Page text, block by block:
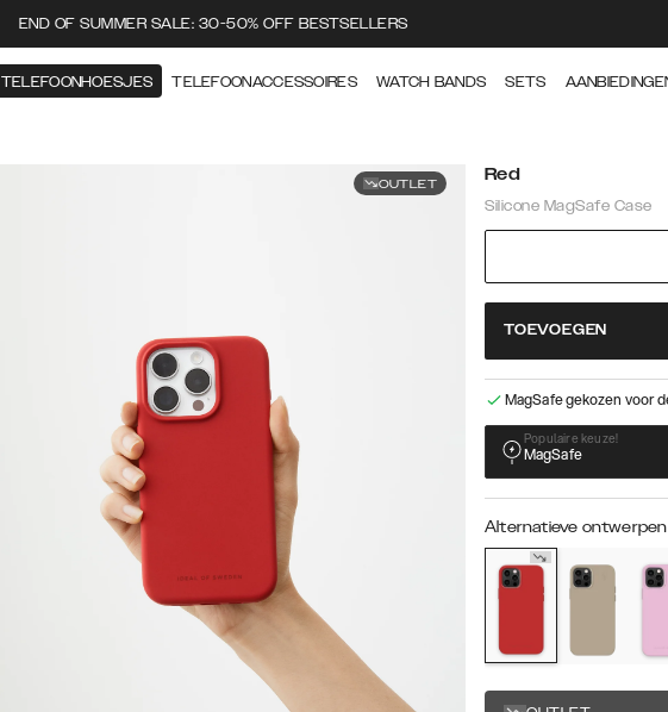
END OF SUMMER SALE: 30-50% OFF BESTSELLERS
TELEFOONHOESJES TELEFOONACCESSOIRES WATCH BANDS SETS
OUTLET Red
Silicone MagSafe Case
TOEVOEGEN
MagSafe gekozen voor
Populaire keuze!
MagSafe
Alternatieve ontwerpen